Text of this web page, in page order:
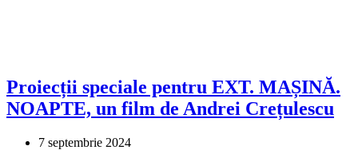
Proiecții speciale pentru EXT. MAȘINĂ.
NOAPTE, un film de Andrei Crețulescu
7 septembrie 2024